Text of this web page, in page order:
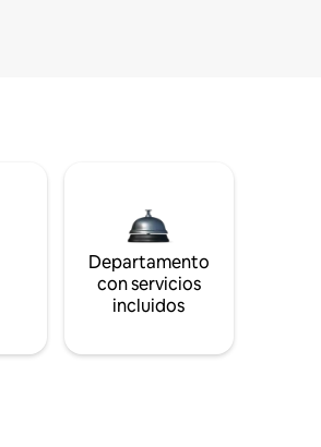
Departamento
con servicios
incluidos